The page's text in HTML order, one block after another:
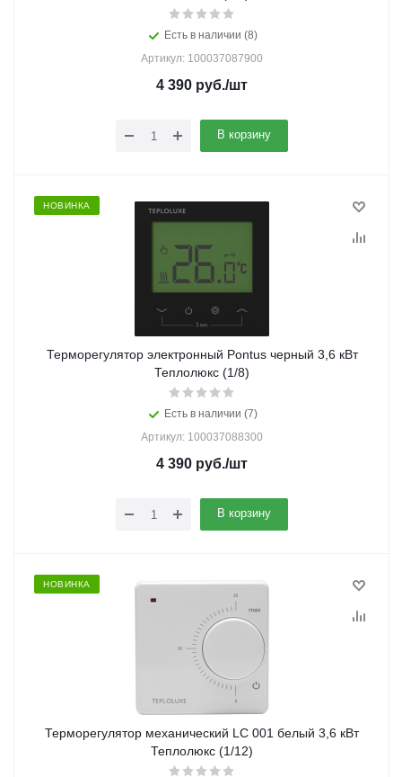
Есть в наличии (8)
Артикул: 100037087900
4 390 руб./шт
В корзину
НОВИНКА
Терморегулятор электронный Pontus черный 3,6 кВт
Теплолюкс (1/8)
Есть в наличии (7)
Артикул: 100037088300
4 390 руб./шт
В корзину
НОВИНКА
Терморегулятор механический LC 001 белый 3,6 кВт
Теплолюкс (1/12)